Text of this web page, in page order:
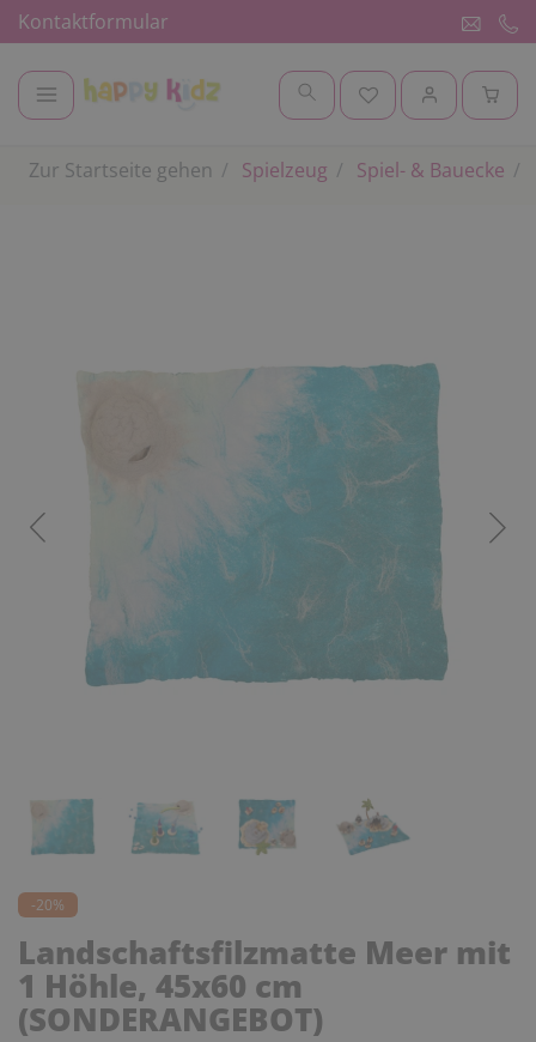
Kontaktformular
Zur Startseite gehen Spielzeug Spiel- & Bauecke
-20%
Landschaftsfilzmatte Meer mit
1 Höhle, 45x60 cm
(SONDERANGEBOT)